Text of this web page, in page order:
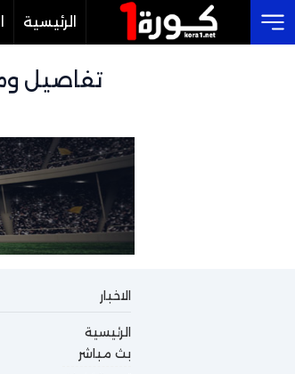
الرئيسية
الاخبار
الرئيسية
بث مباشر